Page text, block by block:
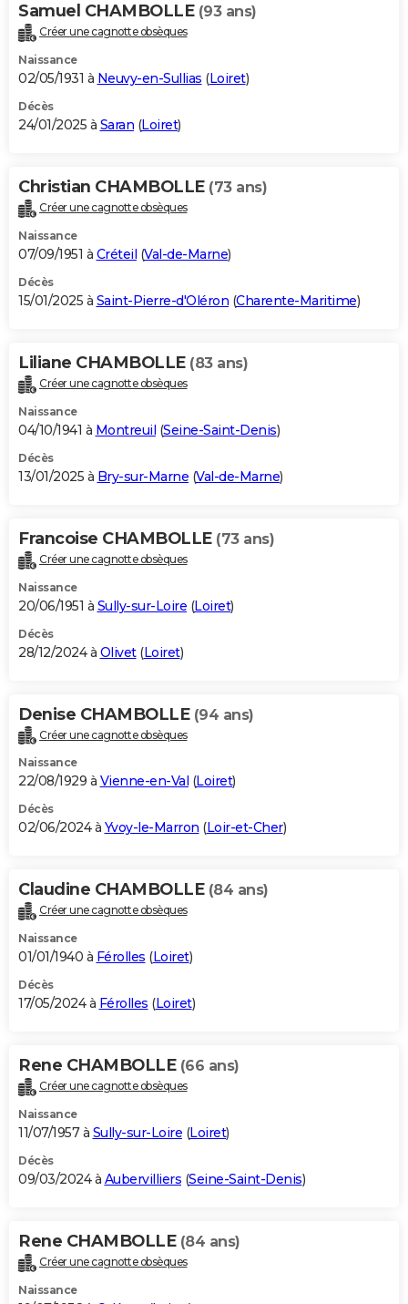
Samuel CHAMBOLLE (93 ans)
Créer une cagnotte obsèques
Naissance
02/05/1931 à Neuvy-en-Sullias (Loiret)
Décès
24/01/2025 à Saran (Loiret)
Christian CHAMBOLLE (73 ans)
Créer une cagnotte obsèques
Naissance
07/09/1951 à Créteil (Val-de-Marne)
Décès
15/01/2025 à Saint-Pierre-d'Oléron (Charente-Maritime)
Liliane CHAMBOLLE (83 ans)
Créer une cagnotte obsèques
Naissance
04/10/1941 à Montreuil (Seine-Saint-Denis)
Décès
13/01/2025 à Bry-sur-Marne (Val-de-Marne)
Francoise CHAMBOLLE (73 ans)
Créer une cagnotte obsèques
Naissance
20/06/1951 à Sully-sur-Loire (Loiret)
Décès
28/12/2024 à Olivet(Loiret)
Denise CHAMBOLLE (94 ans)
Créer une cagnotte obsèques
Naissance
22/08/1929 à Vienne-en-Val (Loiret)
Décès
02/06/2024 à Yvoy-le-Marron (Loir-et-Cher)
Claudine CHAMBOLLE (84 ans)
Créer une cagnotte obsèques
Naissance
01/01/1940 à Férolles (Loiret)
Décès
17/05/2024 à Férolles (Loiret)
Rene CHAMBOLLE (66 ans)
Créer une cagnotte obsèques
Naissance
11/07/1957 à Sully-sur-Loire (Loiret)
Décès
09/03/2024 à Aubervilliers (Seine-Saint-Denis)
Rene CHAMBOLLE (84 ans)
Créer une cagnotte obsèques
Naissance